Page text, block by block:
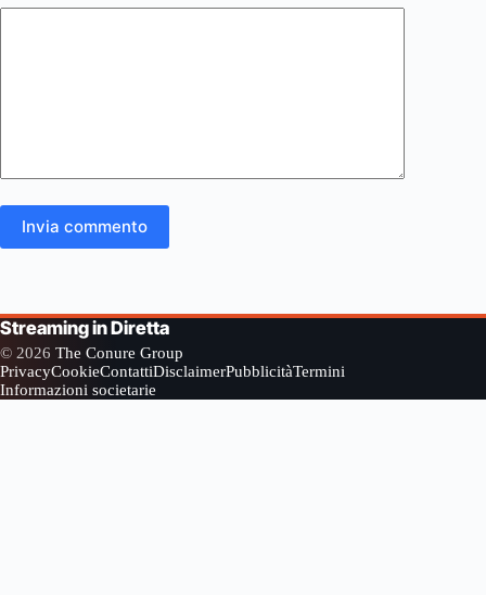
Invia commento
Streaming in Diretta
© 2026 The Conure Group
PrivacyCookieContattiDisclaimerPubblicitàTermini
Informazioni societarie